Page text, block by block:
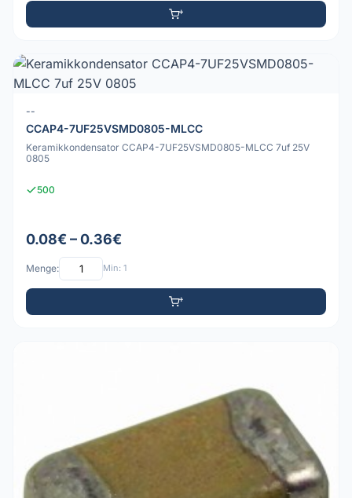
--
CCAP4-7UF25VSMD0805-MLCC
Keramikkondensator CCAP4-7UF25VSMD0805-MLCC 7uf 25V
0805
500
0.08€ – 0.36€
Menge: Min: 1